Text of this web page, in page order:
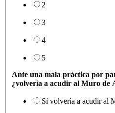
2
3
4
5
Ante una mala práctica por
¿volvería a acudir al Muro de
Sí volvería a acudir al